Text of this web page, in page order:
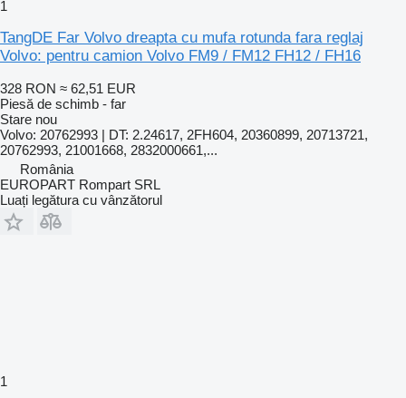
1
TangDE Far Volvo dreapta cu mufa rotunda fara reglaj
Volvo: pentru camion Volvo FM9 / FM12 FH12 / FH16
328 RON ≈ 62,51 EUR
Piesă de schimb - far
Stare nou
Volvo: 20762993 | DT: 2.24617, 2FH604, 20360899, 20713721,
20762993, 21001668, 2832000661,...
România
EUROPART Rompart SRL
Luați legătura cu vânzătorul
1